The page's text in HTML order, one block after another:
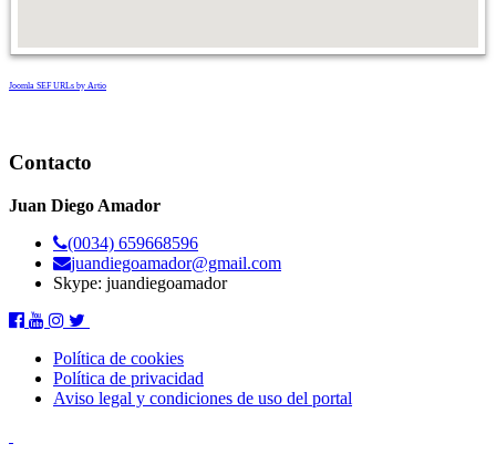
Joomla SEF URLs by Artio
Contacto
Juan Diego Amador
(0034) 659668596
juandiegoamador@gmail.com
Skype: juandiegoamador
Política de cookies
Política de privacidad
Aviso legal y condiciones de uso del portal